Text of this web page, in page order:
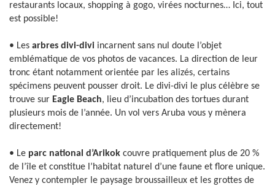
restaurants locaux, shopping à gogo, virées nocturnes… Ici, tout
est possible!
• Les arbres divi-divi incarnent sans nul doute l’objet
emblématique de vos photos de vacances. La direction de leur
tronc étant notamment orientée par les alizés, certains
spécimens peuvent pousser droit. Le divi-divi le plus célèbre se
trouve sur Eagle Beach, lieu d’incubation des tortues durant
plusieurs mois de l’année. Un vol vers Aruba vous y mènera
directement!
• Le parc national d’Arikok couvre pratiquement plus de 20 %
de l’île et constitue l’habitat naturel d’une faune et flore unique.
Venez y contempler le paysage broussailleux et les grottes de